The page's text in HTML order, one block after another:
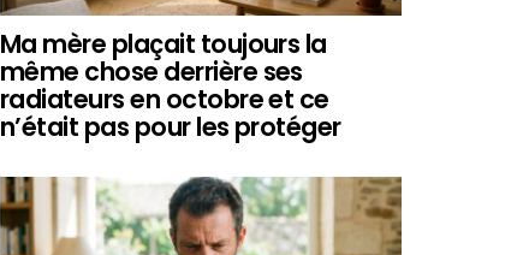
Ma mère plaçait toujours la
même chose derrière ses
radiateurs en octobre et ce
n’était pas pour les protéger